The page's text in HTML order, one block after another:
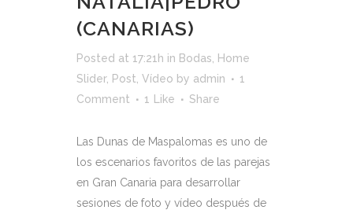
(CANARIAS)
Posted at 17:21h in Bodas Home
Slider, Post Vídeo by admin
1
Comment
1 Like Share
Las Dunas de Maspalomas es uno de
los escenarios favoritos de las parejas
en Gran Canaria para desarrollar
sesiones de foto y vídeo después de